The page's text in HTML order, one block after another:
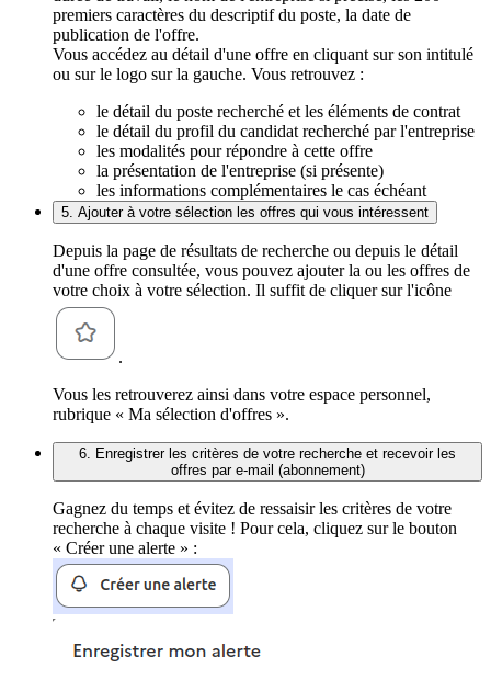
premiers caractères du descriptif du poste, la date de
publication de l'offre.
Vous accédez au détail d'une offre en cliquant sur son intitulé
ou sur le logo sur la gauche. Vous retrouvez :
le détail du poste recherché et les éléments de contrat
le détail du profil du candidat recherché par l'entreprise
les modalités pour répondre à cette offre
la présentation de l'entreprise (si présente)
les informations complémentaires le cas échéant
5. Ajouter à votre sélection les offres qui vous intéressent
Depuis la page de résultats de recherche ou depuis le détail
d'une offre consultée, vous pouvez ajouter la ou les offres de
votre choix à votre sélection. Il suffit de cliquer sur l'icône
.
Vous les retrouverez ainsi dans votre espace personnel,
rubrique « Ma sélection d'offres ».
6. Enregistrer les critères de votre recherche et recevoir les
offres par e-mail (abonnement)
Gagnez du temps et évitez de ressaisir les critères de votre
recherche à chaque visite ! Pour cela, cliquez sur le bouton
« Créer une alerte » :